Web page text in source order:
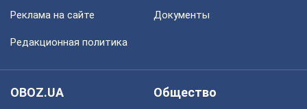
Реклама на сайте Документы
Редакционная политика
OBOZ.UA
Общество